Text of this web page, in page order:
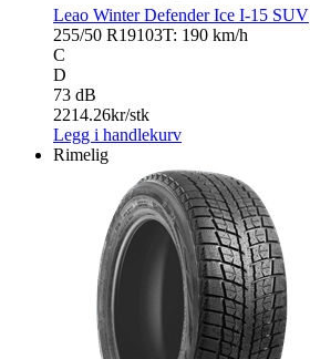
Leao Winter Defender Ice I-15 SUV
255/50 R19103T: 190 km/h
C
D
73 dB
2214.26kr/stk
Legg i handlekurv
Rimelig